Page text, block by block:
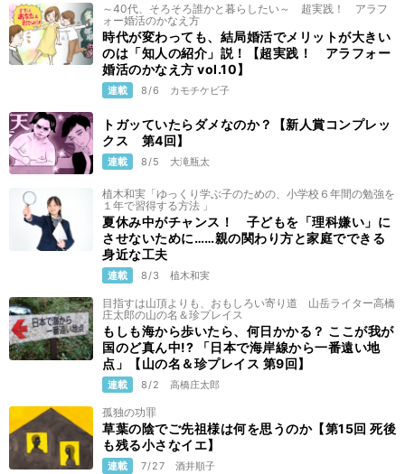
～40代、そろそろ誰かと暮らしたい～ 超実践！ アラフ
ォー婚活のかなえ方
時代が変わっても、結局婚活でメリットが大きい
のは「知人の紹介」説！【超実践！ アラフォー
婚活のかなえ方 vol.10】
連載 8/6 カモチケビ子
トガッていたらダメなのか？【新人賞コンプレッ
クス 第4回】
連載 8/5 大滝瓶太
植木和実「ゆっくり学ぶ子のための、小学校６年間の勉強を
１年で習得する方法 」
夏休み中がチャンス！ 子どもを「理科嫌い」に
させないために……親の関わり方と家庭でできる
身近な工夫
連載 8/3 植木和実
目指すは山頂よりも、おもしろい寄り道 山岳ライター高橋
庄太郎の山の名＆珍プレイス
もしも海から歩いたら、何日かかる？ ここが我が
国のど真ん中!? 「日本で海岸線から一番遠い地
点」【山の名＆珍プレイス 第9回】
連載 8/2 高橋庄太郎
孤独の功罪
草葉の陰でご先祖様は何を思うのか【第15回 死後
も残る小さなイエ】
連載 7/27 酒井順子